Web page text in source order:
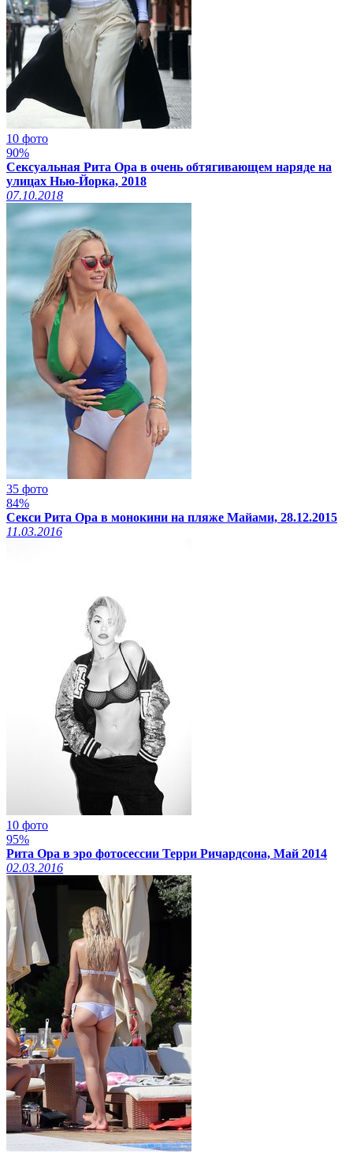
10 фото
90%
Сексуальная Рита Ора в очень обтягивающем наряде на
улицах Нью-Йорка, 2018
07.10.2018
35 фото
84%
Секси Рита Ора в монокини на пляже Майами, 28.12.2015
11.03.2016
10 фото
95%
Рита Ора в эро фотосессии Терри Ричардсона, Май 2014
02.03.2016